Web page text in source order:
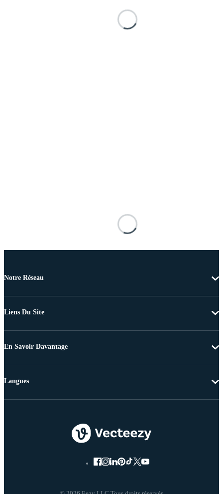
Notre Réseau
Liens Du Site
En Savoir Davantage
Langues